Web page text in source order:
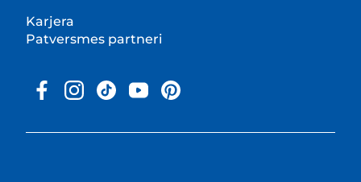
Karjera
Patversmes partneri